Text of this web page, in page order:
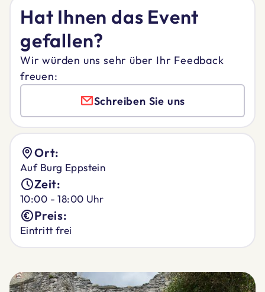
Ort:
Auf Burg Eppstein
Zeit:
10:00 - 18:00 Uhr
Preis:
Eintritt frei
Hat Ihnen das Event
gefallen?
Wir würden uns sehr über Ihr Feedback
freuen:
Schreiben Sie uns